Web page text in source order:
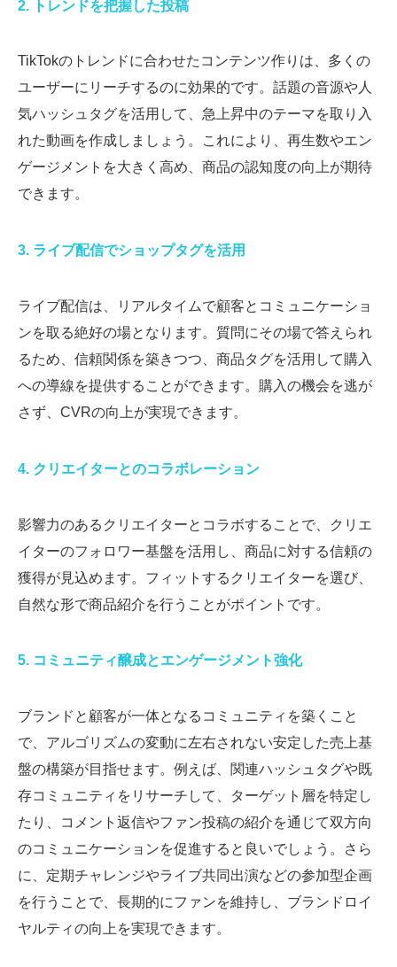
2. トレンドを把握した投稿
TikTokのトレンドに合わせたコンテンツ作りは、多くの
ユーザーにリーチするのに効果的です。話題の音源や人
気ハッシュタグを活用して、急上昇中のテーマを取り入
れた動画を作成しましょう。これにより、再生数やエン
ゲージメントを大きく高め、商品の認知度の向上が期待
できます。
3. ライブ配信でショップタグを活用
ライブ配信は、リアルタイムで顧客とコミュニケーショ
ンを取る絶好の場となります。質問にその場で答えられ
るため、信頼関係を築きつつ、商品タグを活用して購入
への導線を提供することができます。購入の機会を逃が
さず、CVRの向上が実現できます。
4. クリエイターとのコラボレーション
影響力のあるクリエイターとコラボすることで、クリエ
イターのフォロワー基盤を活用し、商品に対する信頼の
獲得が見込めます。フィットするクリエイターを選び、
自然な形で商品紹介を行うことがポイントです。
5. コミュニティ醸成とエンゲージメント強化
ブランドと顧客が一体となるコミュニティを築くこと
で、アルゴリズムの変動に左右されない安定した売上基
盤の構築が目指せます。例えば、関連ハッシュタグや既
存コミュニティをリサーチして、ターゲット層を特定し
たり、コメント返信やファン投稿の紹介を通じて双方向
のコミュニケーションを促進すると良いでしょう。さら
に、定期チャレンジやライブ共同出演などの参加型企画
を行うことで、長期的にファンを維持し、ブランドロイ
ヤルティの向上を実現できます。